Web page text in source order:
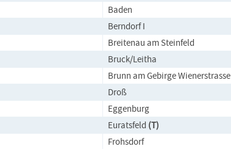
Baden
Berndorf I
Breitenau am Steinfeld
Bruck/Leitha
Brunn am Gebirge Wienerstrasse
Droß
Eggenburg
Euratsfeld (T)
Frohsdorf